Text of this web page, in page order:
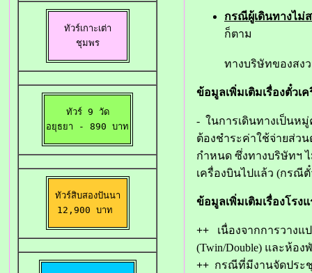
ทัวร์เกาะเต่า
ชุมพร
ทัวร์ 9 วัด
อยุธยา
- 890 บาท
ทัวร์สิบสองปันนา
12,900 บาท
กรณีผู้เดินทางไม่
ก็ตาม
ทางบริษัทของสง
ข้อมูลเพิ่มเติมเรื่องตั๋วเ
- ในการเดินทางเป็นห
ต้องชำระค่าใช้จ่ายส่ว
กำหนด ซึ่งทางบริษัทฯ
เครื่องบินไปแล้ว (กรณีตั๋
ข้อมูลเพิ่มเติมเรื่องโรง
++ เนื่องจากการวางแ
(Twin/Double) และห้อง
++ กรณีที่มีงานจัดประชุ